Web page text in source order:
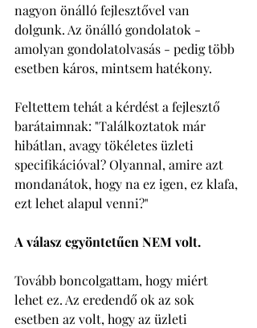
nagyon önálló fejlesztővel van
dolgunk. Az önálló gondolatok -
amolyan gondolatolvasás - pedig több
esetben káros, mintsem hatékony.
Feltettem tehát a kérdést a fejlesztő
barátaimnak: "Találkoztatok már
hibátlan, avagy tökéletes üzleti
specifikációval? Olyannal, amire azt
mondanátok, hogy na ez igen, ez klafa,
ezt lehet alapul venni?"
A válasz egyöntetűen NEM volt.
Tovább boncolgattam, hogy miért
lehet ez. Az eredendő ok az sok
esetben az volt, hogy az üzleti